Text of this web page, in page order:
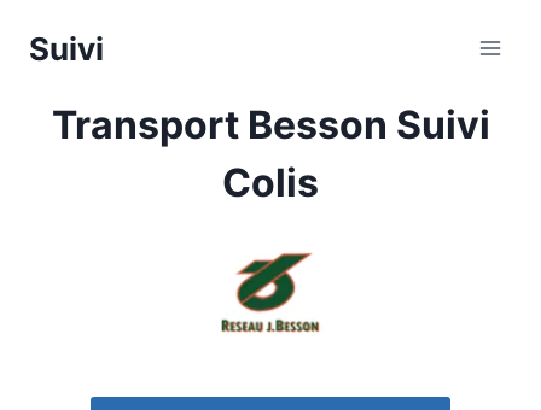
Suivi
Transport Besson Suivi
Colis